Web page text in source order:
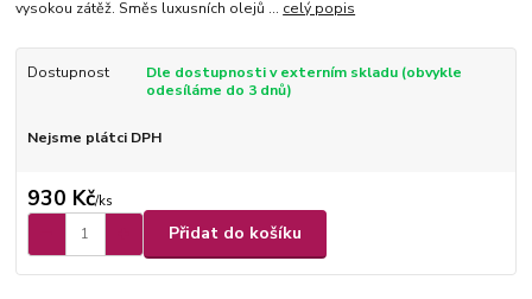
vysokou zátěž. Směs luxusních olejů ... celý popis
Dostupnost
Dle dostupnosti v externím skladu (obvykle
odesíláme do 3 dnů)
Nejsme plátci DPH
930 Kč/ks
Přidat do košíku